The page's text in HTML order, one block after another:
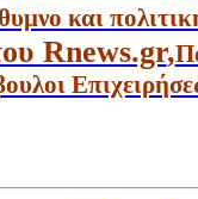
και
Rnews.gr,